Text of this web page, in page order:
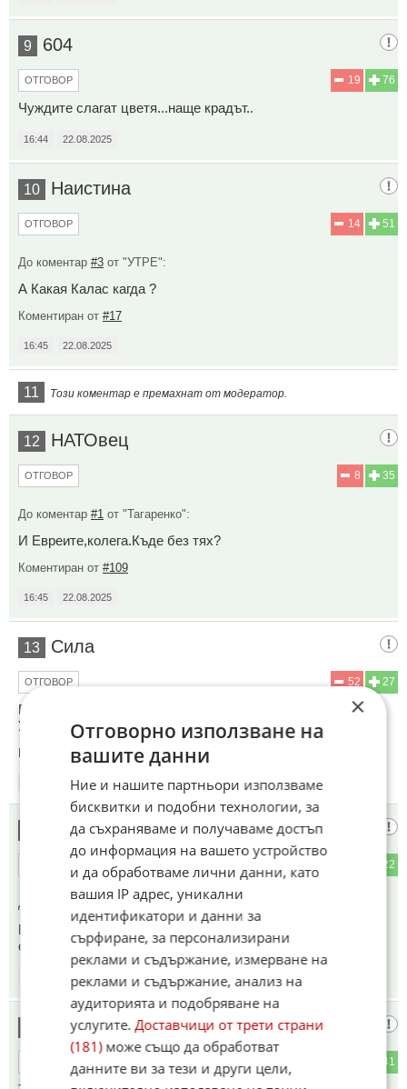
9 604
76
19
ОТГОВОР
Чуждите слагат цветя...наще крадът..
16:44 22.08.2025
10 Наистина
51
14
ОТГОВОР
До коментар #3 от "УТРЕ":
А Какая Калас кагда ?
Коментиран от #17
16:45 22.08.2025
11 Този коментар е премахнат от модератор.
12 НАТОвец
35
8
ОТГОВОР
До коментар #1 от "Тагаренко":
И Евреите,колега.Къде без тях?
Коментиран от #109
16:45 22.08.2025
13 Сила
27
52
ОТГОВОР
Р у с о р о б и т е в екстаз ....вечна дружба , КПСС БКП !!!
Ураааааааа.....
Коментиран от #110
22.08.2025
АМИ БОКО И ШИШИ
22
До коментар#6 от "Хаха":
БАЛИ ТЕ ДЪРЖЪТ ВЛАСТТА.НАЧИ И БОКО И шишко са
слуги на ТИЯ
22.08.2025
Факт
41
×
Отговорно използване на
вашите данни
Ние и нашите партньори използваме
бисквитки и подобни технологии, за
да съхраняваме и получаваме достъп
до информация на вашето устройство
и да обработваме лични данни, като
вашия IP адрес, уникални
идентификатори и данни за
сърфиране, за персонализирани
реклами и съдържание, измерване на
реклами и съдържание, анализ на
аудиторията и подобряване на
услугите.Доставчици от трети страни
(181)може също да обработват
данните ви за тези и други цели,